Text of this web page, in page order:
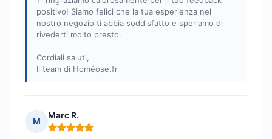
positivo! Siamo felici che la tua esperienza nel
nostro negozio ti abbia soddisfatto e speriamo di
rivederti molto presto.
Cordiali saluti,
Il team di Homéose.fr
M
Marc R.
Nota: 5 su 5